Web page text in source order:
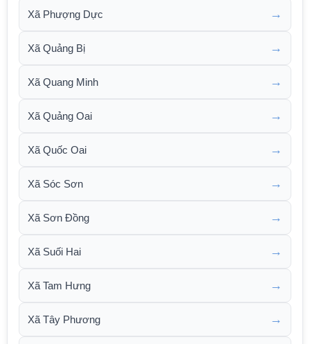
Xã Phượng Dực →
Xã Quảng Bị →
Xã Quang Minh →
Xã Quảng Oai →
Xã Quốc Oai →
Xã Sóc Sơn →
Xã Sơn Đồng →
Xã Suối Hai →
Xã Tam Hưng →
Xã Tây Phương →